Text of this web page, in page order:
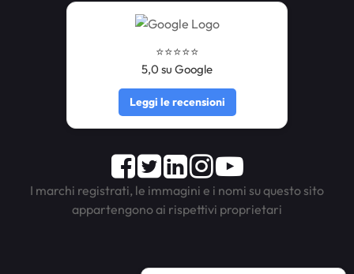
⭐️⭐️⭐️⭐️⭐️
5,0 su Google
Leggi le recensioni
Facebook
TwitterLinkedInInstagram
Youtube
I marchi registrati, le immagini e i nomi su questo sito
appartengono ai rispettivi proprietari